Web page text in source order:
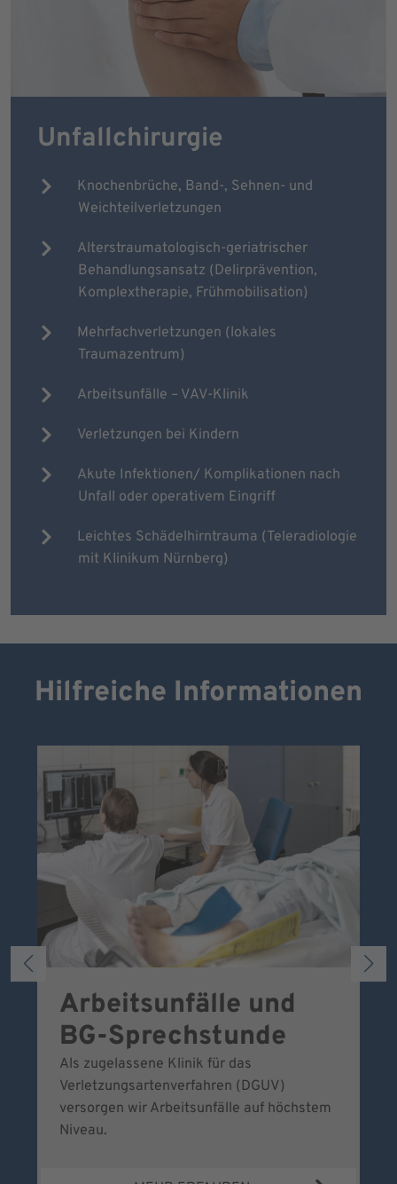
Unfallchirurgie
Knochenbrüche, Band-, Sehnen- und
Weichteilverletzungen
Alterstraumatologisch-geriatrischer
Behandlungsansatz (Delirprävention,
Komplextherapie, Frühmobilisation)
Mehrfachverletzungen (lokales
Traumazentrum)
Arbeitsunfälle – VAV-Klinik
Verletzungen bei Kindern
Akute Infektionen/ Komplikationen nach
Unfall oder operativem Eingriff
Leichtes Schädelhirntrauma (Teleradiologie
mit Klinikum Nürnberg)
Hilfreiche Informationen
Arbeitsunfälle und
BG-Sprechstunde
Als zugelassene Klinik für das
Verletzungsartenverfahren (DGUV)
versorgen wir Arbeitsunfälle auf höchstem
Niveau.